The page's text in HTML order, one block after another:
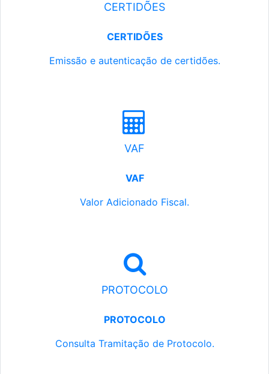
CERTIDÕES
CERTIDÕES
Emissão e autenticação de certidões.
VAF
VAF
Valor Adicionado Fiscal.
PROTOCOLO
PROTOCOLO
Consulta Tramitação de Protocolo.